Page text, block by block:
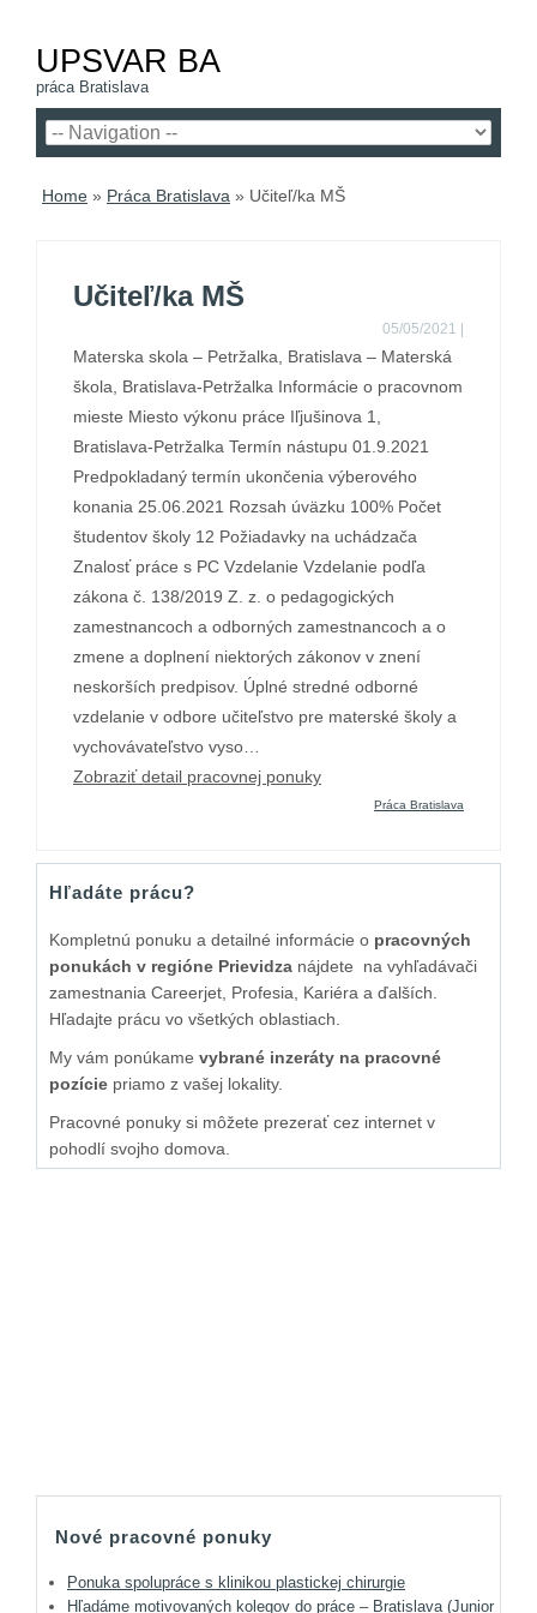
UPSVAR BA
práca Bratislava
Home » Práca Bratislava » Učiteľ/ka MŠ
Učiteľ/ka MŠ
05/05/2021
Materska skola – Petržalka, Bratislava – Materská
škola, Bratislava-Petržalka Informácie o pracovnom
mieste Miesto výkonu práce Iľjušinova 1,
Bratislava-Petržalka Termín nástupu 01.9.2021
Predpokladaný termín ukončenia výberového
konania 25.06.2021 Rozsah úväzku 100% Počet
študentov školy 12 Požiadavky na uchádzača
Znalosť práce s PC Vzdelanie Vzdelanie podľa
zákona č. 138/2019 Z. z. o pedagogických
zamestnancoch a odborných zamestnancoch a o
zmene a doplnení niektorých zákonov v znení
neskorších predpisov. Úplné stredné odborné
vzdelanie v odbore učiteľstvo pre materské školy a
vychovávateľstvo vyso…
Zobraziť detail pracovnej ponuky
Práca Bratislava
Hľadáte prácu?
Kompletnú ponuku a detailné informácie o pracovných
ponukách v regióne Prievidza nájdete na vyhľadávači
zamestnania Careerjet, Profesia, Kariéra a ďalších.
Hľadajte prácu vo všetkých oblastiach.
My vám ponúkame vybrané inzeráty na pracovné
pozície priamo z vašej lokality.
Pracovné ponuky si môžete prezerať cez internet v
pohodlí svojho domova.
Nové pracovné ponuky
Ponuka spolupráce s klinikou plastickej chirurgie
Hľadáme motivovaných kolegov do práce – Bratislava (Junior